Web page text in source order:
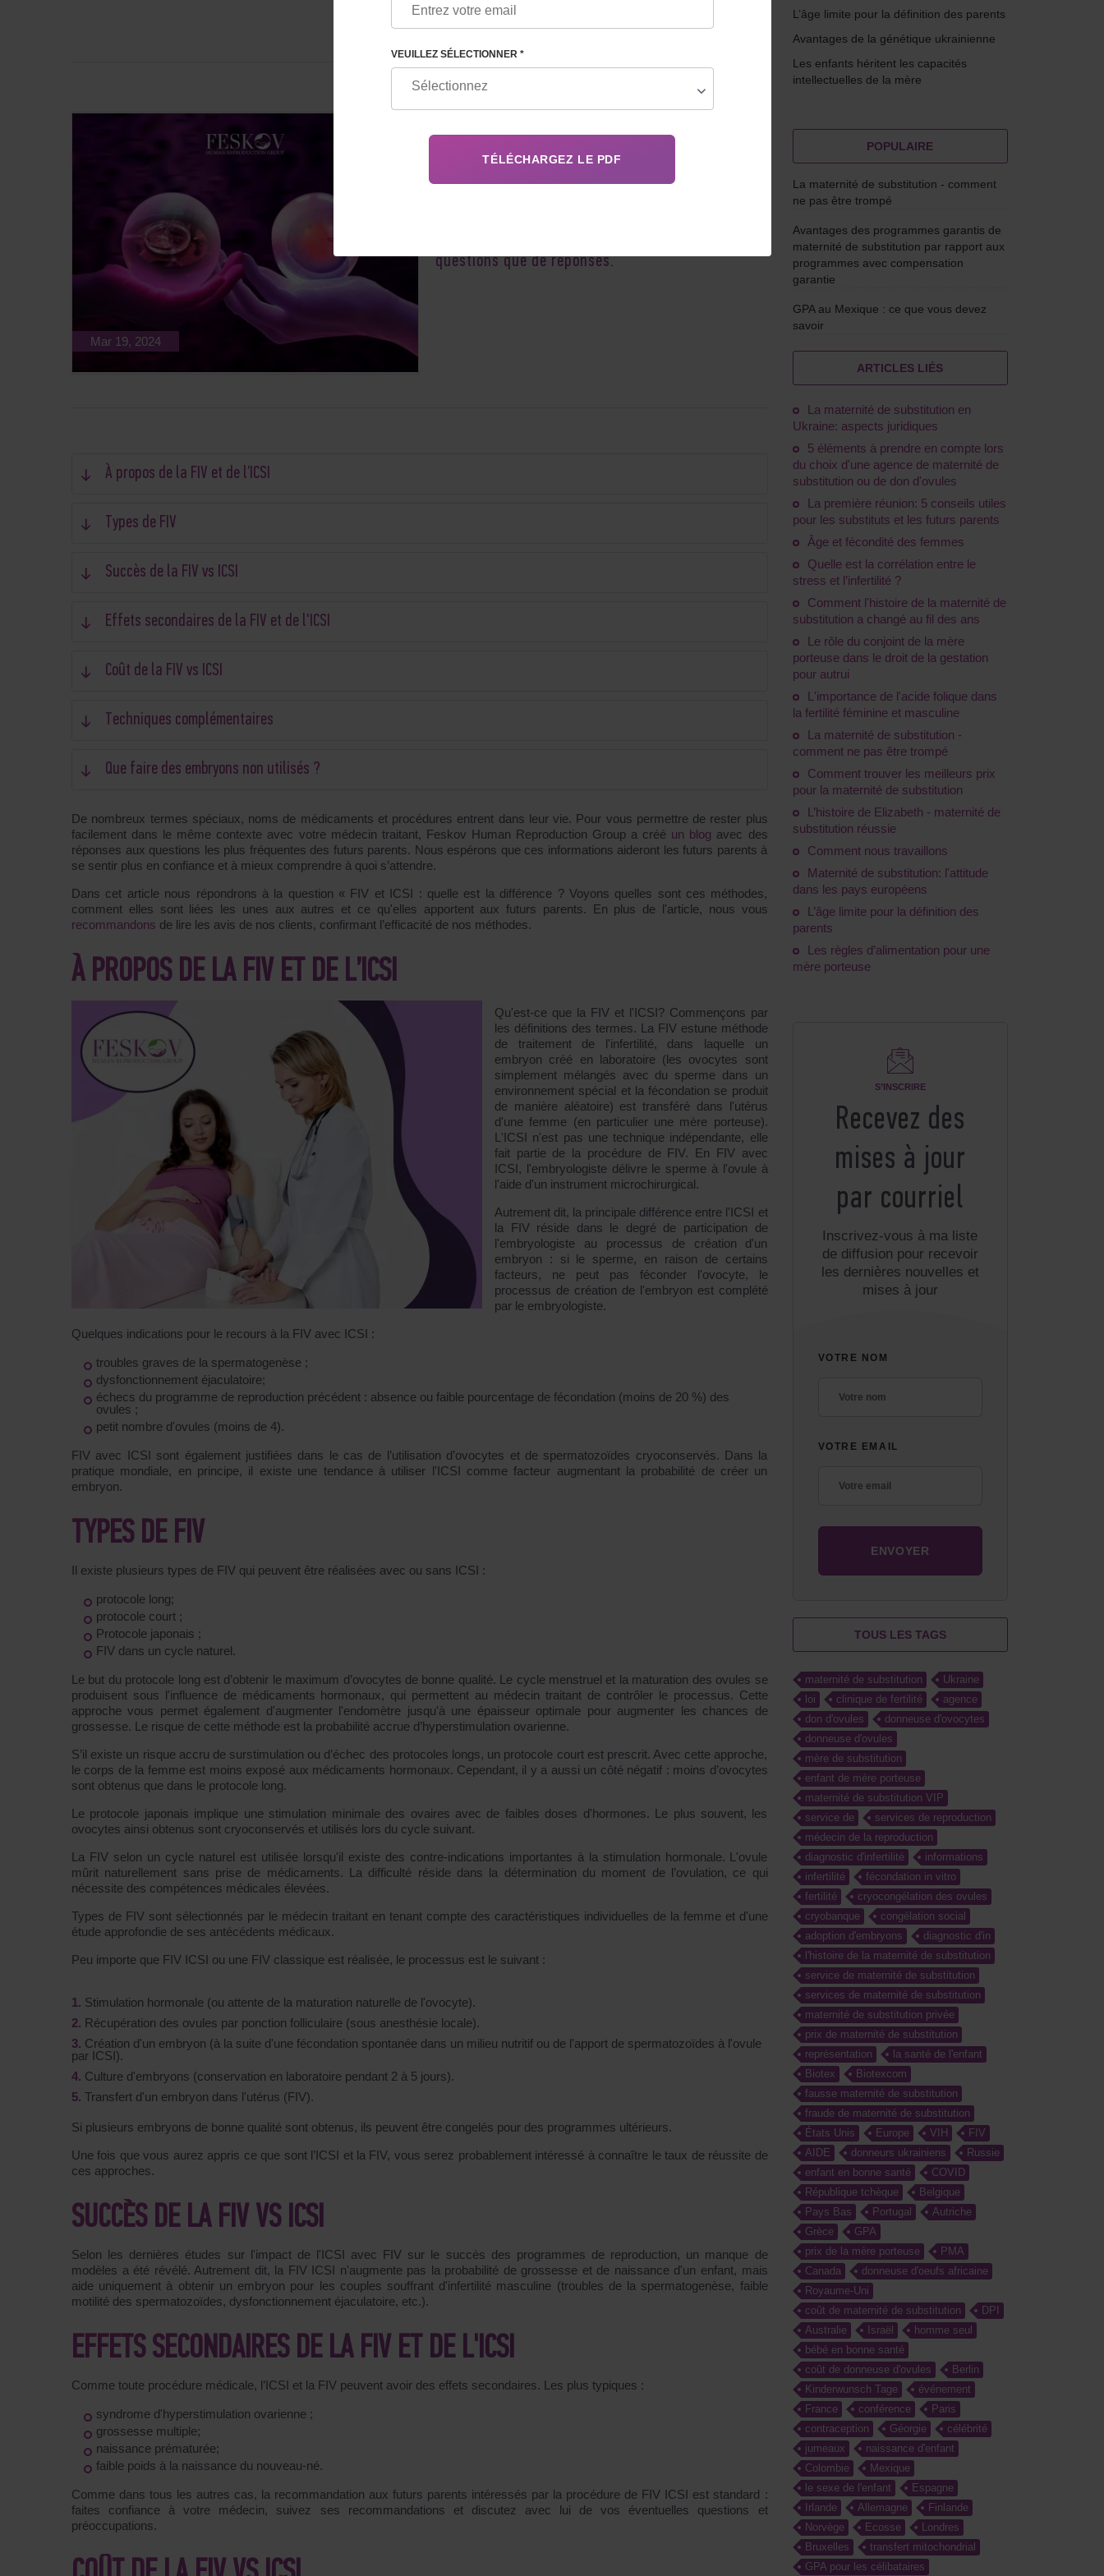
Mar 19, 2024
questions que de réponses.
À propos de la FIV et de l’ICSI
Types de FIV
Succès de la FIV vs ICSI
Effets secondaires de la FIV et de l'ICSI
Coût de la FIV vs ICSI
Techniques complémentaires
Que faire des embryons non utilisés ?
De nombreux termes spéciaux, noms de médicaments et procédures entrent dans leur vie. Pour vous permettre de rester plus
facilement dans le même contexte avec votre médecin traitant, Feskov Human Reproduction Group a créé un blog avec des
réponses aux questions les plus fréquentes des futurs parents. Nous espérons que ces informations aideront les futurs parents à
se sentir plus en confiance et à mieux comprendre à quoi s’attendre.
Dans cet article nous répondrons à la question « FIV et ICSI : quelle est la différence ? Voyons quelles sont ces méthodes,
comment elles sont liées les unes aux autres et ce qu'elles apportent aux futurs parents. En plus de l'article, nous vous
recommandons de lire les avis de nos clients, confirmant l’efficacité de nos méthodes.
À PROPOS DE LA FIV ET DE L’ICSI
Qu'est-ce que la FIV et l'ICSI? Commençons par
les définitions des termes. La FIV estune méthode
de traitement de l'infertilité, dans laquelle un
embryon créé en laboratoire (les ovocytes sont
simplement mélangés avec du sperme dans un
environnement spécial et la fécondation se produit
de manière aléatoire) est transféré dans l'utérus
d'une femme (en particulier une mère porteuse).
L'ICSI n'est pas une technique indépendante, elle
fait partie de la procédure de FIV. En FIV avec
ICSI, l'embryologiste délivre le sperme à l'ovule à
l'aide d'un instrument microchirurgical.
Autrement dit, la principale différence entre l'ICSI et
la FIV réside dans le degré de participation de
l'embryologiste au processus de création d'un
embryon : si le sperme, en raison de certains
facteurs, ne peut pas féconder l'ovocyte, le
processus de création de l'embryon est complété
par le embryologiste.
Quelques indications pour le recours à la FIV avec ICSI :
troubles graves de la spermatogenèse ;
dysfonctionnement éjaculatoire;
échecs du programme de reproduction précédent : absence ou faible pourcentage de fécondation (moins de 20 %) des
ovules ;
petit nombre d'ovules (moins de 4).
FIV avec ICSI sont également justifiées dans le cas de l’utilisation d’ovocytes et de spermatozoïdes cryoconservés. Dans la
pratique mondiale, en principe, il existe une tendance à utiliser l'ICSI comme facteur augmentant la probabilité de créer un
embryon.
TYPES DE FIV
Il existe plusieurs types de FIV qui peuvent être réalisées avec ou sans ICSI :
protocole long;
protocole court ;
Protocole japonais ;
FIV dans un cycle naturel.
Le but du protocole long est d’obtenir le maximum d’ovocytes de bonne qualité. Le cycle menstruel et la maturation des ovules se
produisent sous l'influence de médicaments hormonaux, qui permettent au médecin traitant de contrôler le processus. Cette
approche vous permet également d'augmenter l'endomètre jusqu'à une épaisseur optimale pour augmenter les chances de
grossesse. Le risque de cette méthode est la probabilité accrue d’hyperstimulation ovarienne.
S’il existe un risque accru de surstimulation ou d’échec des protocoles longs, un protocole court est prescrit. Avec cette approche,
le corps de la femme est moins exposé aux médicaments hormonaux. Cependant, il y a aussi un côté négatif : moins d’ovocytes
sont obtenus que dans le protocole long.
Le protocole japonais implique une stimulation minimale des ovaires avec de faibles doses d'hormones. Le plus souvent, les
ovocytes ainsi obtenus sont cryoconservés et utilisés lors du cycle suivant.
La FIV selon un cycle naturel est utilisée lorsqu'il existe des contre-indications importantes à la stimulation hormonale. L'ovule
mûrit naturellement sans prise de médicaments. La difficulté réside dans la détermination du moment de l’ovulation, ce qui
nécessite des compétences médicales élevées.
Types de FIV sont sélectionnés par le médecin traitant en tenant compte des caractéristiques individuelles de la femme et d'une
étude approfondie de ses antécédents médicaux.
Peu importe que FIV ICSI ou une FIV classique est réalisée, le processus est le suivant :
Stimulation hormonale (ou attente de la maturation naturelle de l'ovocyte).
Récupération des ovules par ponction folliculaire (sous anesthésie locale).
Création d'un embryon (à la suite d'une fécondation spontanée dans un milieu nutritif ou de l'apport de spermatozoïdes à l'ovule
par ICSI).
Culture d'embryons (conservation en laboratoire pendant 2 à 5 jours).
Transfert d'un embryon dans l'utérus (FIV).
Si plusieurs embryons de bonne qualité sont obtenus, ils peuvent être congelés pour des programmes ultérieurs.
Une fois que vous aurez appris ce que sont l’ICSI et la FIV, vous serez probablement intéressé à connaître le taux de réussite de
ces approches.
SUCCÈS DE LA FIV VS ICSI
Selon les dernières études sur l'impact de l'ICSI avec FIV sur le succès des programmes de reproduction, un manque de
modèles a été révélé. Autrement dit, la FIV ICSI n'augmente pas la probabilité de grossesse et de naissance d'un enfant, mais
aide uniquement à obtenir un embryon pour les couples souffrant d'infertilité masculine (troubles de la spermatogenèse, faible
motilité des spermatozoïdes, dysfonctionnement éjaculatoire, etc.).
EFFETS SECONDAIRES DE LA FIV ET DE L'ICSI
Comme toute procédure médicale, l’ICSI et la FIV peuvent avoir des effets secondaires. Les plus typiques :
syndrome d'hyperstimulation ovarienne ;
grossesse multiple;
naissance prématurée;
faible poids à la naissance du nouveau-né.
Comme dans tous les autres cas, la recommandation aux futurs parents intéressés par la procédure de FIV ICSI est standard :
faites confiance à votre médecin, suivez ses recommandations et discutez avec lui de vos éventuelles questions et
préoccupations.
L’âge limite pour la définition des parents
Avantages de la génétique ukrainienne
Les enfants héritent les capacités
intellectuelles de la mère
POPULAIRE
La maternité de substitution - comment
ne pas être trompé
Avantages des programmes garantis de
maternité de substitution par rapport aux
programmes avec compensation
garantie
GPA au Mexique : ce que vous devez
savoir
ARTICLES LIÉS
La maternité de substitution en
Ukraine: aspects juridiques
5 éléments à prendre en compte lors
du choix d'une agence de maternité de
substitution ou de don d'ovules
La première réunion: 5 conseils utiles
pour les substituts et les futurs parents
Âge et fécondité des femmes
Quelle est la corrélation entre le
stress et l’infertilité ?
Comment l'histoire de la maternité de
substitution a changé au fil des ans
Le rôle du conjoint de la mère
porteuse dans le droit de la gestation
pour autrui
L'importance de l'acide folique dans
la fertilité féminine et masculine
La maternité de substitution -
comment ne pas être trompé
Comment trouver les meilleurs prix
pour la maternité de substitution
L’histoire de Elizabeth - maternité de
substitution réussie
Comment nous travaillons
Maternité de substitution: l'attitude
dans les pays européens
L’âge limite pour la définition des
parents
Les règles d’alimentation pour une
mère porteuse
S’INSCRIRE
Recevez des
mises à jour
par courriel
Inscrivez-vous à ma liste
de diffusion pour recevoir
les dernières nouvelles et
mises à jour
VOTRE NOM
VOTRE EMAIL
TOUS LES TAGS
maternité de substitution
Ukraine
loi
clinique de fertilité
agence
don d'ovules
donneuse d'ovocytes
donneuse d'ovules
mère de substitution
enfant de mère porteuse
maternité de substitution VIP
service de
services de reproduction
médecin de la reproduction
diagnostic d'infertilité
informations
infertilité
fécondation in vitro
fertilité
cryocongélation des ovules
cryobanque
congélation social
adoption d'embryons
diagnostic d'in
l'histoire de la maternité de substitution
service de maternité de substitution
services de maternité de substitution
maternité de substitution privée
prix de maternité de substitution
représentation
la santé de l'enfant
Biotex
Biotexcom
fausse maternité de substitution
fraude de maternité de substitution
États Unis
Europe VIH
FIV
AIDE
donneurs ukrainiens
Russie
enfant en bonne santé
COVID
République tchèque
Belgique
Pays Bas
Portugal
Autriche
Grèce
GPA
prix de la mère porteuse
PMA
Canada
donneuse d'oeufs africaine
Royaume-Uni
coût de maternité de substitution
DPI
Australie
Israël
homme seul
bébé en bonne santé
coût de donneuse d'ovules
Berlin
Kinderwunsch Tage
événement
France
conférence
Paris
contraception
Géorgie
célébrité
jumeaux
naissance d'enfant
Colombie
Mexique
le sexe de l'enfant
Espagne
Irlande
Allemagne
Finlande
Norvège
Ecosse
Londres
Bruxelles
transfert mitochondrial
GPA pour les célibataires
VEUILLEZ SÉLECTIONNER *